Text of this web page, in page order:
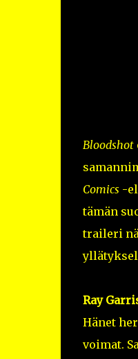
Bloodshot
Comics -
tämän
traileri
Ray
Hänet
voimat.